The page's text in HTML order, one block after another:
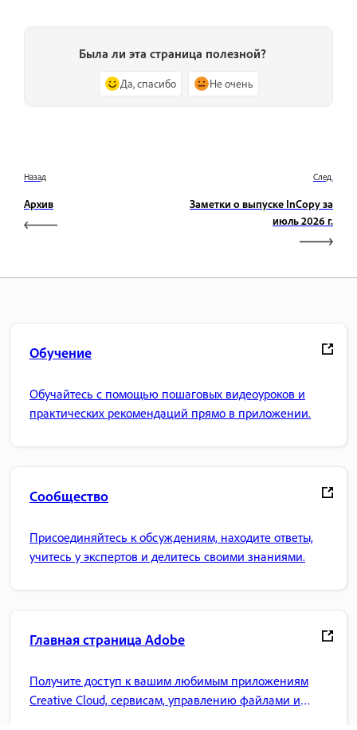
Была ли эта страница полезной?
Да, спасибо Не очень
Назад
Архив
След.
Заметки о выпуске InCopy за
июль 2026 г.
Обучение
Обучайтесь с помощью пошаговых видеоуроков и
практических рекомендаций прямо в приложении.
Сообщество
Присоединяйтесь к обсуждениям, находите ответы,
учитесь у экспертов и делитесь своими знаниями.
Главная страница Adobe
Получите доступ к вашим любимым приложениям
Creative Cloud, сервисам, управлению файлами и